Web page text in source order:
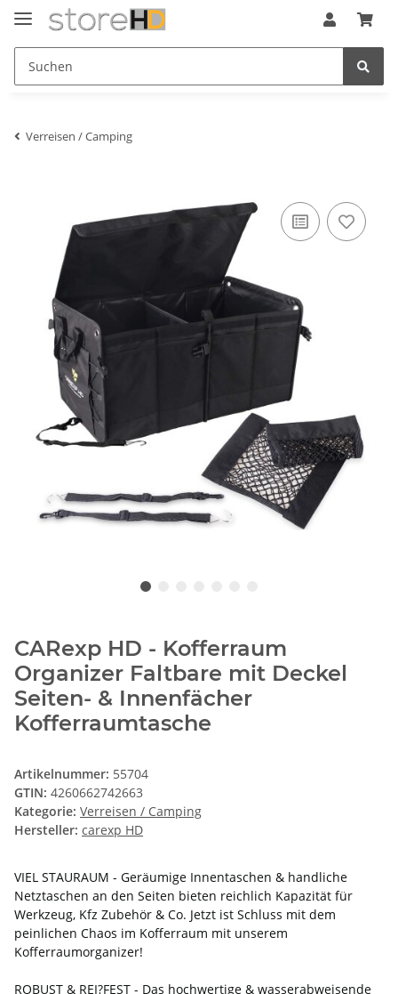
Verreisen / Camping
CARexp HD - Kofferraum
Organizer Faltbare mit Deckel
Seiten- & Innenfächer
Kofferraumtasche
Artikelnummer: 55704
GTIN: 4260662742663
Kategorie: Verreisen / Camping
Hersteller: carexp HD
VIEL STAURAUM - Geräumige Innentaschen & handliche
Netztaschen an den Seiten bieten reichlich Kapazität für
Werkzeug, Kfz Zubehör & Co. Jetzt ist Schluss mit dem
peinlichen Chaos im Kofferraum mit unserem
Kofferraumorganizer!
ROBUST & REI?FEST - Das hochwertige & wasserabweisende